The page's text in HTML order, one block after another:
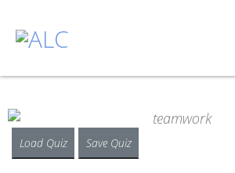
Load Quiz Save Quiz